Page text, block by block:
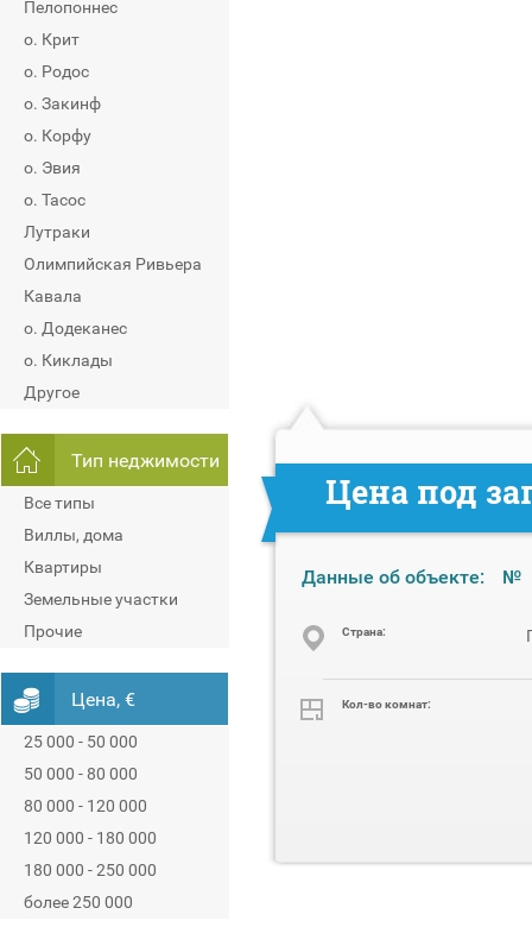
Пелопоннес
о. Крит
о. Родос
о. Закинф
о. Корфу
о. Эвия
о. Тасос
Лутраки
Олимпийская Ривьера
Кавала
о. Додеканес
о. Киклады
Другое
Тип неджимости
Все типы
Виллы, дома
Квартиры
Земельные участки
Прочие
Цена, €
25 000 - 50 000
50 000 - 80 000
80 000 - 120 000
120 000 - 180 000
180 000 - 250 000
более 250 000
Цена под
Данные об объекте: №
Cтрана:
Кол-во комнат: